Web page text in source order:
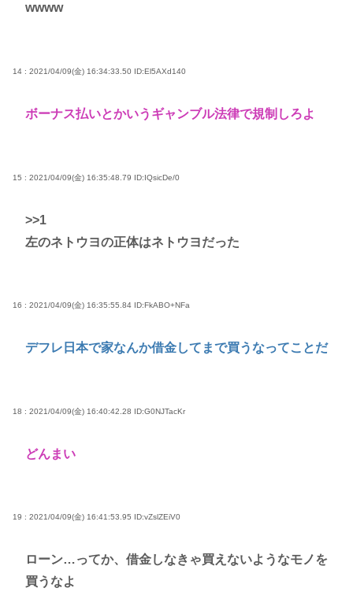
wwww
14 : 2021/04/09(金) 16:34:33.50 ID:El5AXd140
ボーナス払いとかいうギャンブル法律で規制しろよ
15 : 2021/04/09(金) 16:35:48.79 ID:IQsicDe/0
>>1
左のネトウヨの正体はネトウヨだった
16 : 2021/04/09(金) 16:35:55.84 ID:FkABO+NFa
デフレ日本で家なんか借金してまで買うなってことだ
18 : 2021/04/09(金) 16:40:42.28 ID:G0NJTacKr
どんまい
19 : 2021/04/09(金) 16:41:53.95 ID:vZslZEiV0
ローン…ってか、借金しなきゃ買えないようなモノを
買うなよ